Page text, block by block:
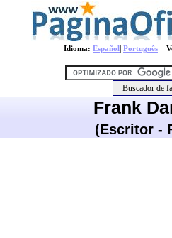
Idioma: Español| Português
Frank
(Escritor -